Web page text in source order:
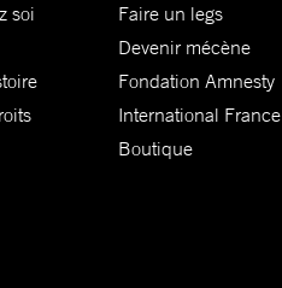
soi
Faire un legs
Devenir mécène
Fondation Amnesty
International France
Boutique